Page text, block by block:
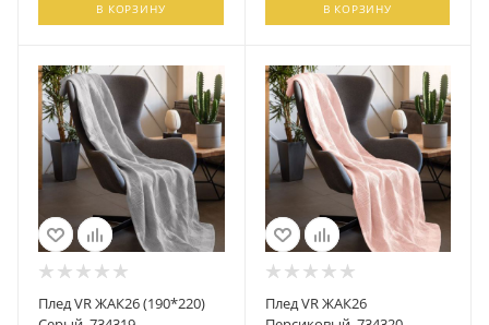
В КОРЗИНУ В КОРЗИНУ
Плед VR ЖАК26 (190*220)
Плед VR ЖАК26